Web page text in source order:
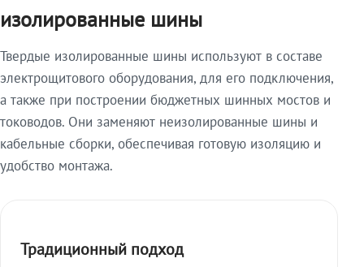
изолированные шины
Твердые изолированные шины используют в составе
электрощитового оборудования, для его подключения,
а также при построении бюджетных шинных мостов и
тоководов. Они заменяют неизолированные шины и
кабельные сборки, обеспечивая готовую изоляцию и
удобство монтажа.
Традиционный подход